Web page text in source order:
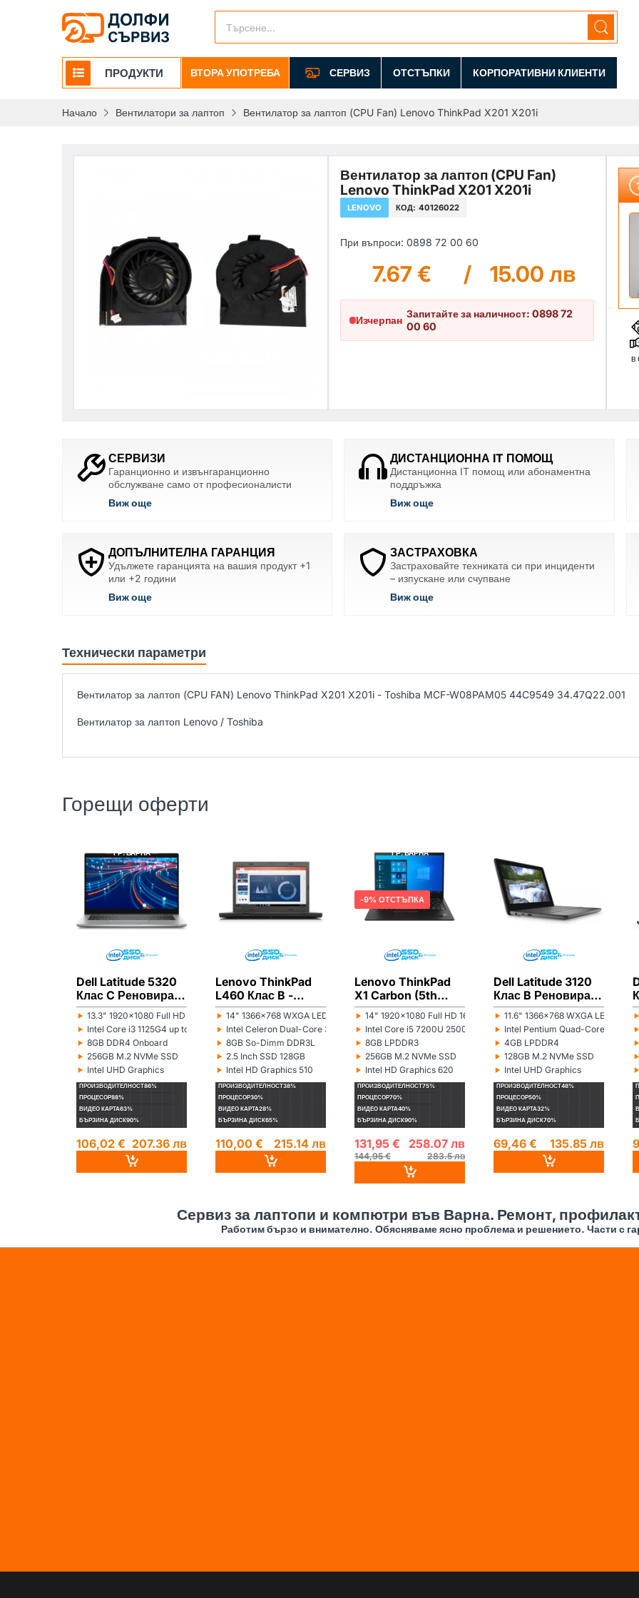
ПРОДУКТИ ВТОРА УПОТРЕБА СЕРВИЗ ОТСТЪПКИ КОРПОРАТИВНИ КЛИЕНТИ
Начало Вентилатори за лаптоп Вентилатор за лаптоп (CPU Fan) Lenovo ThinkPad X201 X201i
Вентилатор за лаптоп (CPU Fan)
Lenovo ThinkPad X201 X201i
LENOVO КОД: 40126022
При въпроси: 0898 72 00 60
7.67 € / 15.00 лв
Изчерпан
Запитайте за наличност: 0898 72
00 60
в
СЕРВИЗИ
Гаранционно и извънгаранционно
обслужване само от професионалисти
Виж още
ДИСТАНЦИОННА IT ПОМОЩ
Дистанционна IT помощ или абонаментна
поддръжка
Виж още
ДОПЪЛНИТЕЛНА ГАРАНЦИЯ
Удължете гаранцията на вашия продукт +1
или +2 години
Виж още
ЗАСТРАХОВКА
Застраховайте техниката си при инциденти
– изпускане или счупване
Виж още
Технически параметри
Вентилатор за лаптоп (CPU FAN) Lenovo ThinkPad X201 X201i - Toshiba MCF-W08PAM05 44C9549 34.47Q22.001
Вентилатор за лаптоп Lenovo / Toshiba
Горещи оферти
ГР. ВАРНА
Dell Latitude 5320
Клас C Реновиран
лаптоп
‣
Монитор:
13.3" 1920x1080 Full HD 16:9
‣
Процесор:
Intel Core i3 1125G4 up to 3.70GHz 8MB
‣
Рам памет:
8GB DDR4 Onboard
‣
Хард диск:
256GB M.2 NVMe SSD
‣
Видеокарта:
Intel UHD Graphics
ПРОИЗВОДИТЕЛНОСТ86%
ПРОЦЕСОР88%
ВИДЕО КАРТА63%
БЪРЗИНА ДИСК90%
106,02 € 207.36 лв
Lenovo ThinkPad
L460 Клас B -
Реновиран лаптоп
‣
Монитор:
14" 1366x768 WXGA LED 16:9
‣
Процесор:
Intel Celeron Dual-Core 3855U 1600MHz 2MB
‣
Рам памет:
8GB So-Dimm DDR3L
‣
Хард диск:
2.5 Inch SSD 128GB
‣
Видеокарта:
Intel HD Graphics 510
ПРОИЗВОДИТЕЛНОСТ38%
ПРОЦЕСОР30%
ВИДЕО КАРТА28%
БЪРЗИНА ДИСК65%
110,00 € 215.14 лв
ГР. ВАРНА
9% ОТСТЪПКА
Lenovo ThinkPad
X1 Carbon (5th
Gen) Клас B
Реновиран лаптоп
‣
Монитор:
14" 1920x1080 Full HD 16:9
‣
Процесор:
Intel Core i5 7200U 2500MHz 3MB
‣
Рам памет:
8GB LPDDR3
‣
Хард диск:
256GB M.2 NVMe SSD
‣
Видеокарта:
Intel HD Graphics 620
ПРОИЗВОДИТЕЛНОСТ75%
ПРОЦЕСОР70%
ВИДЕО КАРТА40%
БЪРЗИНА ДИСК90%
131,95 € 258.07 лв
144,95 € 283.5 лв
Dell Latitude 3120
Клас B Реновиран
лаптоп
‣
Монитор:
11.6" 1366x768 WXGA LED 16:9
‣
Процесор:
Intel Pentium Quad-Core Silver
‣
Рам памет:
4GB LPDDR4
‣
Хард диск:
128GB M.2 NVMe SSD
‣
Видеокарта:
Intel UHD Graphics
ПРОИЗВОДИТЕЛНОСТ48%
ПРОЦЕСОР50%
ВИДЕО КАРТА32%
БЪРЗИНА ДИСК70%
69,46 € 135.85 лв
‣
‣
‣
‣
‣
Сервиз за лаптопи и компютри във Варна. Ремонт,
Работим бързо и внимателно. Обясняваме ясно проблема и решението. Части с